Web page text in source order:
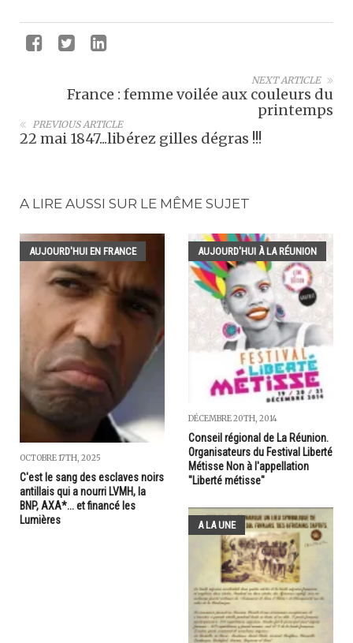
NEXT ARTICLE
France : femme voilée aux couleurs du
printemps
PREVIOUS ARTICLE
22 mai 1847...libérez gilles dégras !!!
A LIRE AUSSI SUR LE MÊME SUJET
AUJOURD'HUI EN FRANCE
OCTOBRE 17TH, 2025
C'est le sang des esclaves noirs
antillais qui a nourri LVMH, la
BNP, AXA*... et financé les
Lumières
AUJOURD'HUI À LA RÉUNION
DÉCEMBRE 20TH, 2014
Conseil régional de La Réunion.
Organisateurs du Festival Liberté
Métisse Non à l'appellation
"Liberté métisse"
A LA UNE